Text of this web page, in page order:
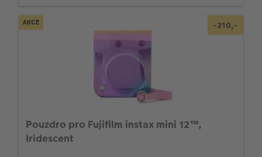
AKCE -210,-
Pouzdro pro Fujifilm instax mini 12™,
Iridescent